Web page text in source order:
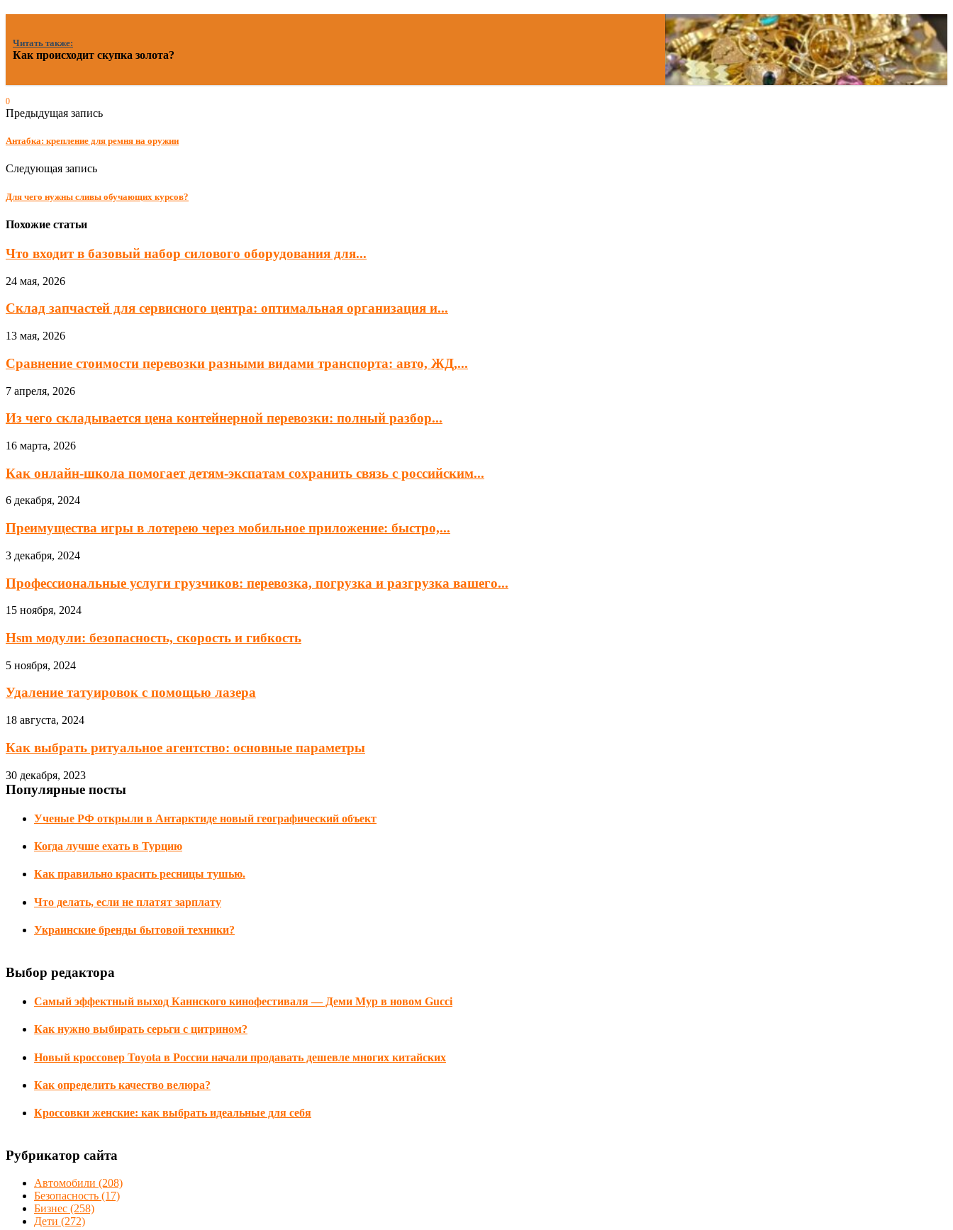
Читать также:
Как происходит скупка золота?
0
Предыдущая запись
Антабка: крепление для ремня на оружии
Следующая запись
Для чего нужны сливы обучающих курсов?
Похожие статьи
Что входит в базовый набор силового оборудования для...
24 мая, 2026
Склад запчастей для сервисного центра: оптимальная организация и...
13 мая, 2026
Сравнение стоимости перевозки разными видами транспорта: авто, ЖД,...
7 апреля, 2026
Из чего складывается цена контейнерной перевозки: полный разбор...
16 марта, 2026
Как онлайн-школа помогает детям-экспатам сохранить связь с российским...
6 декабря, 2024
Преимущества игры в лотерею через мобильное приложение: быстро,...
3 декабря, 2024
Профессиональные услуги грузчиков: перевозка, погрузка и разгрузка вашего...
15 ноября, 2024
Hsm модули: безопасность, скорость и гибкость
5 ноября, 2024
Удаление татуировок с помощью лазера
18 августа, 2024
Как выбрать ритуальное агентство: основные параметры
30 декабря, 2023
Популярные посты
Ученые РФ открыли в Антарктиде новый географический объект
Когда лучше ехать в Турцию
Как правильно красить ресницы тушью.
Что делать, если не платят зарплату
Украинские бренды бытовой техники?
Выбор редактора
Самый эффектный выход Каннского кинофестиваля — Деми Мур в новом Gucci
Как нужно выбирать серьги с цитрином?
Новый кроссовер Toyota в России начали продавать дешевле многих китайских
Как определить качество велюра?
Кроссовки женские: как выбрать идеальные для себя
Рубрикатор сайта
Автомобили (208)
Безопасность (17)
Бизнес (258)
Дети (272)